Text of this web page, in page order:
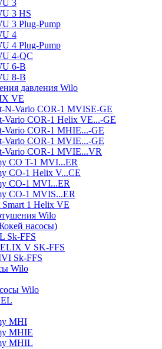
3
3 HS
3 Plug-Pump
4
4 Plug-Pump
4-QC
6-B
8-B
давления Wilo
VE
N-Vario COR-1 MVISE-GE
Vario COR-1 Helix VE...-GE
Vario COR-1 MHIE...-GE
Vario COR-1 MVIE...-GE
Vario COR-1 MVIE...VR
CO T-1 MVI...ER
CO-1 Helix V...CE
CO-1 MVI...ER
CO-1 MVIS...ER
1 Helix VE
Wilo
насосы)
Sk-FFS
V SK-FFS
Sk-FFS
Wilo
Wilo
MHI
MHIE
MHIL